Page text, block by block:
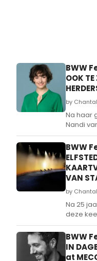
BWW
OOK
by
Na haar
Nandi
mei en
Verlinde
BWW
VAN
by
Na 25
deze
van
BWW
IN
at